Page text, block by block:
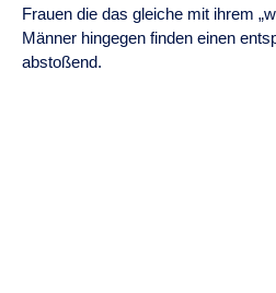
Frauen die das gleiche mit ihrem
Männer hingegen finden einen
abstoßend.